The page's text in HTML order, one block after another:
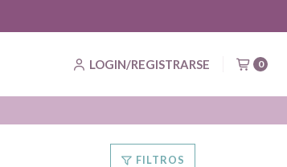
LOGIN/REGISTRARSE 0
FILTROS